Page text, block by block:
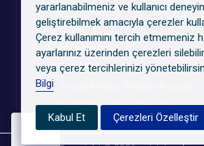
KATEGORILER
GEO Ajansları
Dijital Reklam Ajansları
Dijital Pazarlama Ajansları
yararlanabilmeniz ve kullanıcı
geliştirebilmek amacıyla çerezler
Çerez kullanımını tercih etmemeniz
ayarlarınız üzerinden çerezleri
veya çerez tercihlerinizi
Bilgi
Kabul Et Çerezleri Özelleştir